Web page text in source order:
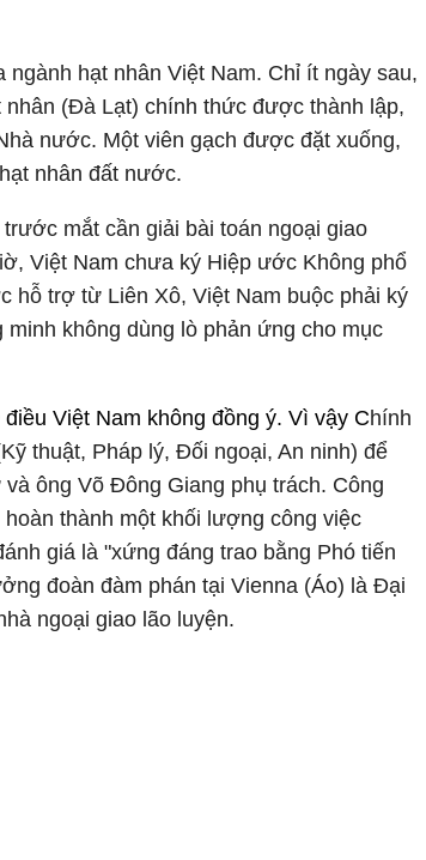
hạt nhân Việt Nam. Chỉ ít ngày sau,
(Đà Lạt) chính thức được thành lập,
nước. Một viên gạch được đặt xuống,
nhân đất nước.
mắt cần giải bài toán ngoại giao
Việt Nam chưa ký Hiệp ước Không phổ
hỗ trợ từ Liên Xô, Việt Nam buộc phải ký
không dùng lò phản ứng cho mục
Việt Nam không đồng ý. Vì vậy Chính
thuật, Pháp lý, Đối ngoại, An ninh) để
ông Võ Đông Giang phụ trách. Công
thành một khối lượng công việc
giá là "xứng đáng trao bằng Phó tiến
đoàn đàm phán tại Vienna (Áo) là Đại
ngoại giao lão luyện.